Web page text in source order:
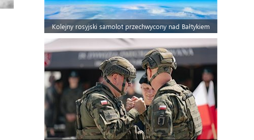
Kolejny rosyjski samolot przechwycony nad Bałtykiem